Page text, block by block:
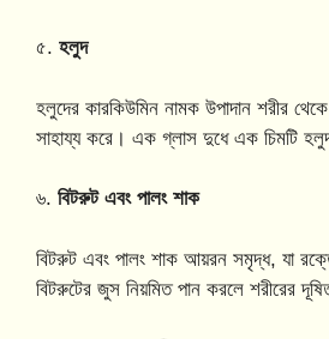
৫. হলুদ
হলুদের কারকিউমিন নামক উপাদান শরীর
সাহায্য করে। এক গ্লাস দুধে এক চিমটি
৬. বিটরুট এবং পালং শাক
বিটরুট এবং পালং শাক আয়রন সমৃদ্ধ, যা
বিটরুটের জুস নিয়মিত পান করলে শরীরের দূষিত